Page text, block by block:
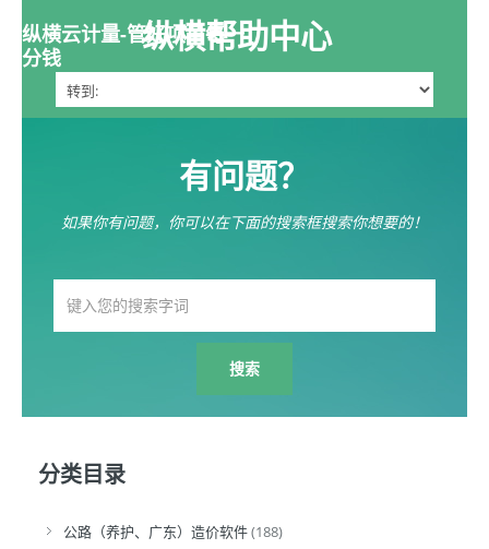
纵横帮助中心
纵横云计量-管好项目每一
分钱
有问题？
如果你有问题，你可以在下面的搜索框搜索你想要的！
分类目录
公路（养护、广东）造价软件(188)